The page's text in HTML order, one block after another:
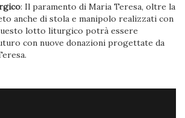
: Il paramento di Maria Teresa, oltre la
anche di stola e manipolo realizzati con
lotto liturgico potrà essere
con nuove donazioni progettate da